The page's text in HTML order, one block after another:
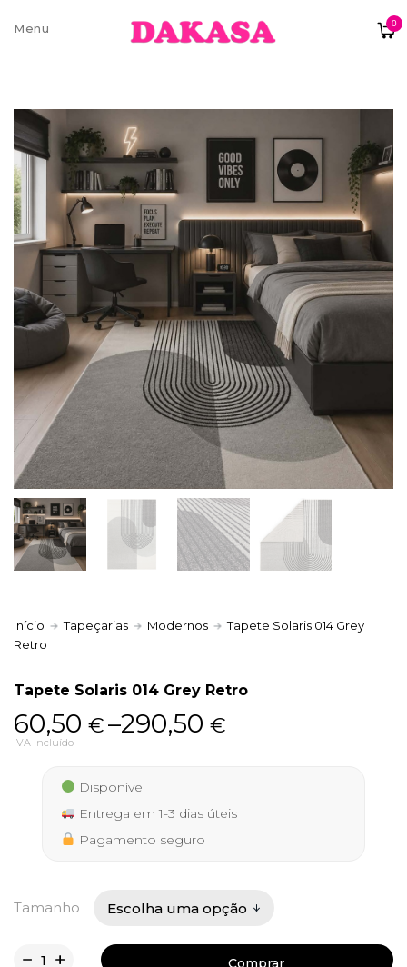
0
Sobre nós
Pagamentos e Envios
Trocas e Devoluções
Termos e condições
Política de Privacidade
Início Tapeçarias Modernos
Tapete Solaris 014 Grey
Retro
Tapete Solaris 014 Grey Retro
60,50 €–290,50€
Price
range:
60,50 €
through
290,50 €
IVA incluído
Disponível
Entrega em 1-3 dias úteis
Pagamento seguro
Tamanho
Comprar